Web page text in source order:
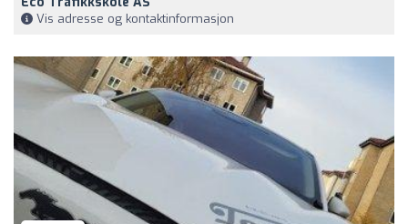
Vis adresse og kontaktinformasjon